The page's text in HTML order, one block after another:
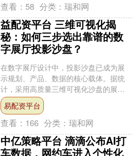
查看： 58 分类：瑞和网
益配资平台 三维可视化揭
秘：如何三步选出靠谱的数
字展厅投影沙盘？
在数字展厅设计中，投影沙盘已成为展
示规划、产品、数据的核心载体。据统
计，采用高质量三维可视化沙盘的展
厅，访客停留时间平均提升40%，信息传
达效率提高60%。然而....
易配资平台
查看： 166 分类：瑞和网
中亿策略平台 滴滴公布AI打
车数据，网约车进入个性化